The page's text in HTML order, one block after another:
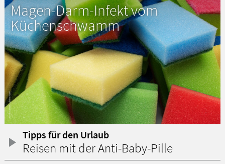
Magen-Darm-Infekt vom
Küchenschwamm
Tipps für den Urlaub
Reisen mit der Anti-Baby-Pille